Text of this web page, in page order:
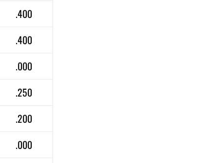
.400
.400
.000
.250
.200
.000